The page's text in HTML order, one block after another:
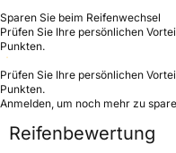
Sparen Sie beim Reifenwechsel
Prüfen Sie Ihre persönlichen
Punkten.
Prüfen Sie Ihre persönlichen
Punkten.
Anmelden, um noch mehr zu
Reifenbewertung